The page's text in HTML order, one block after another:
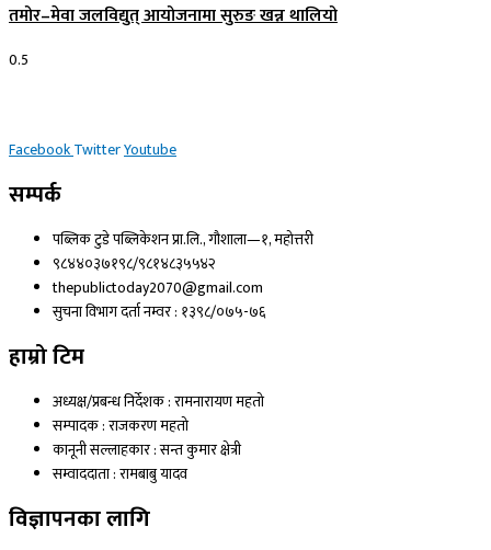
तमोर–मेवा जलविद्युत् आयोजनामा सुरुङ खन्न थालियो
FacebookTwitterYoutube
सम्पर्क
पब्लिक टुडे पब्लिकेशन प्रा.लि., गौशाला—१, महोत्तरी
९८४४०३७१९८/९८१४८३५५४२
thepublictoday2070@gmail.com
सुचना विभाग दर्ता नम्वर : १३९८/०७५-७६
हाम्रो टिम
अध्यक्ष/प्रबन्ध निर्देशक : रामनारायण महतो
सम्पादक : राजकरण महतो
कानूनी सल्लाहकार : सन्त कुमार क्षेत्री
सम्वाददाता : रामबाबु यादव
विज्ञापनका लागि